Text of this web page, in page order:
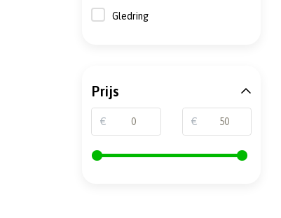
Gledring
Prijs
€ €